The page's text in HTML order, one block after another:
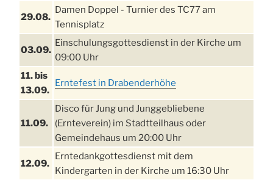
29.08.
Damen Doppel - Turnier des TC77 am
Tennisplatz
03.09.
Einschulungsgottesdienst in der Kirche um
09:00 Uhr
11. bis
13.09.
Erntefest in Drabenderhöhe
11.09.
Disco für Jung und Junggebliebene
(Ernteverein) im Stadtteilhaus oder
Gemeindehaus um 20:00 Uhr
12.09.
Erntedankgottesdienst mit dem
Kindergarten in der Kirche um 16:30 Uhr